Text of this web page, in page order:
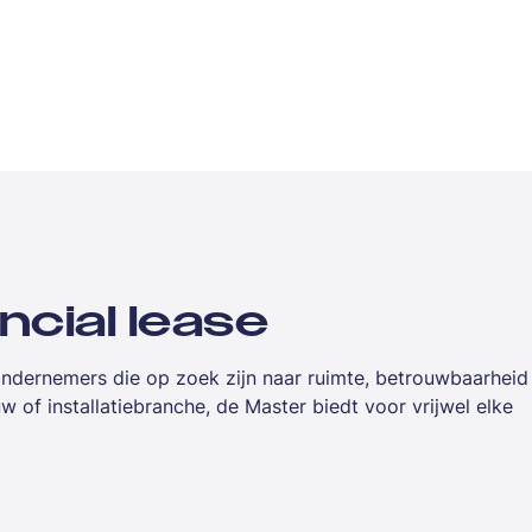
lease
die op zoek zijn naar ruimte, betrouwbaarheid
of installatiebranche, de Master biedt voor vrijwel elke
je de investering over een vaste looptijd en word je